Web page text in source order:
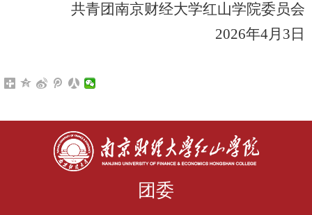
共青团南京财经大学红山学院委员会
2026年4月3日
团委